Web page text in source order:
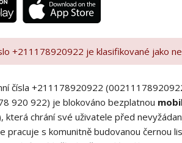
+211178920922 je klasifikované jako
čísla +211178920922
920 922) je blokováno bezplatnou
která chrání své uživatele před
pracuje s komunitně budovanou černou